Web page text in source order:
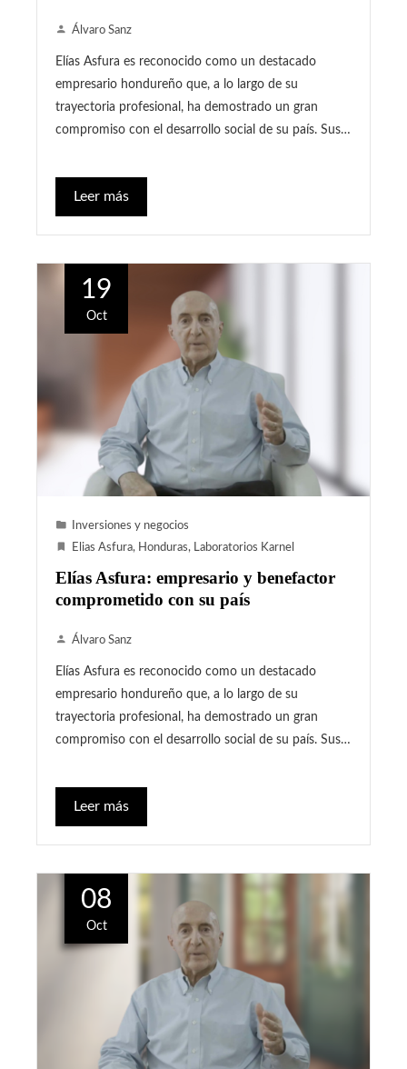
Álvaro Sanz
Elías Asfura es reconocido como un destacado
empresario hondureño que, a lo largo de su
trayectoria profesional, ha demostrado un gran
compromiso con el desarrollo social de su país. Sus…
Leer más
19
Oct
Inversiones y negocios
Elias Asfura, Honduras, Laboratorios Karnel
Elías Asfura: empresario y benefactor
comprometido con su país
Álvaro Sanz
Elías Asfura es reconocido como un destacado
empresario hondureño que, a lo largo de su
trayectoria profesional, ha demostrado un gran
compromiso con el desarrollo social de su país. Sus…
Leer más
08
Oct